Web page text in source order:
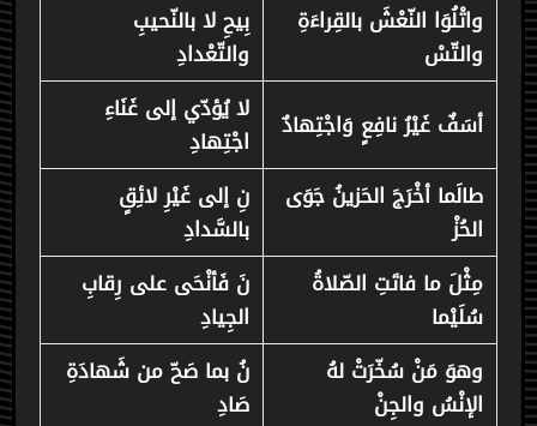
واتْلُوَا النّعْشَ بالقِراءَةِ
والتّسْ
بِيحِ لا بالنّحيبِ
والتّعْدادِ
أسَفٌ غَيْرُ نافِعٍ وَاجْتِهادٌ
لا يُؤدّي إلى غَنَاءِ
اجْتِهادِ
طالَما أخْرَجَ الحَزينُ جَوَى
الحُزْ
نِ إلى غَيْرِ لائِقٍ
بالسَّدادِ
مِثْلَ ما فاتَتِ الصّلاةُ
سُلَيْما
نَ فَأنْحَى على رِقابِ
الجِيادِ
وهوَ مَنْ سُخّرَتْ لهُ
الإنْسُ والجِنْ
نُ بما صَحّ من شَهادَةِ
صَادِ